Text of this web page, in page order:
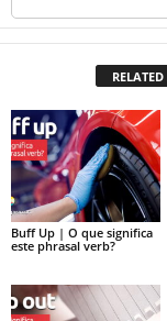
Buff Up | O que significa
este phrasal verb?